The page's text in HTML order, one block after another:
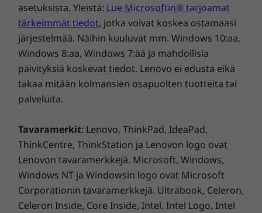
Tekniset tiedot voivat vaihdella alueittain ja malleittain.
Mitat (K x L x S)
2.7cm x 21cm x 9.6cm
Paino
Alkaen 212 gr
Palvelutaso
Yhden vuoden ThinkSmart Manager Premium -tilaus
Lisätietoja
17-USB-B 2.0
18-DC-virransyöttö
19-Ethernet (RJ45)
asetuksista. Yleistä: Lue Microsoftin® tarjoamat
tärkeimmät tiedot, jotka voivat koskea ostamaasi
järjestelmää. Näihin kuuluvat mm. Windows 10:aa,
Windows 8:aa, Windows 7:ää ja mahdollisia
päivityksiä koskevat tiedot. Lenovo ei edusta eikä
takaa mitään kolmansien osapuolten tuotteita tai
palveluita.
Tavaramerkit: Lenovo, ThinkPad, IdeaPad,
ThinkCentre, ThinkStation ja Lenovon logo ovat
Lenovon tavaramerkkejä. Microsoft, Windows,
Windows NT ja Windowsin logo ovat Microsoft
Corporationin tavaramerkkejä. Ultrabook, Celeron,
Celeron Inside, Core Inside, Intel, Intel Logo, Intel